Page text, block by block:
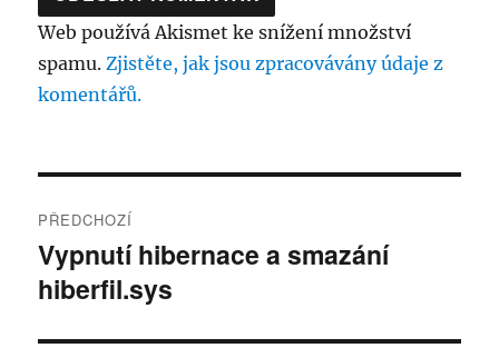
Web používá Akismet ke snížení množství
spamu.Zjistěte, jak jsou zpracovávány údaje z
komentářů.
pro
příspěvek
PŘEDCHOZÍ
Předchozí
příspěvek:
Vypnutí hibernace a smazání
hiberfil.sys